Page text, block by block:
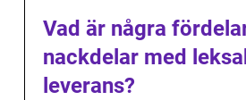
Vad är några
nackdelar med
leverans?